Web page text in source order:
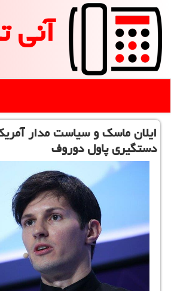
آنی
ایلان ماسک و سیاست مدار
دستگیری پاول دوروف